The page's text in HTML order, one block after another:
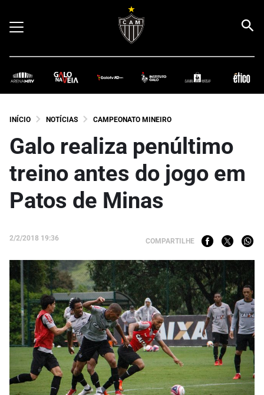
INÍCIO NOTÍCIAS CAMPEONATO MINEIRO
Galo realiza penúltimo
treino antes do jogo em
Patos de Minas
2/2/2018 19:36 COMPARTILHE